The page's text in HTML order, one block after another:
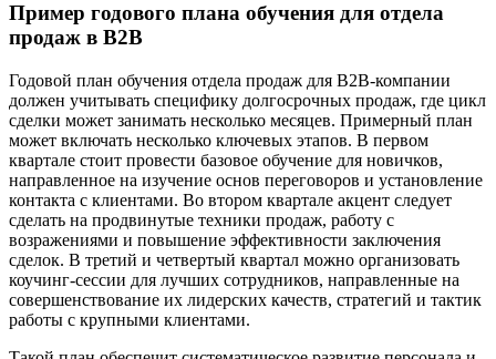
Пример годового плана обучения для отдела
продаж в B2B
Годовой план обучения отдела продаж для B2B-компании
должен учитывать специфику долгосрочных продаж, где цикл
сделки может занимать несколько месяцев. Примерный план
может включать несколько ключевых этапов. В первом
квартале стоит провести базовое обучение для новичков,
направленное на изучение основ переговоров и установление
контакта с клиентами. Во втором квартале акцент следует
сделать на продвинутые техники продаж, работу с
возражениями и повышение эффективности заключения
сделок. В третий и четвертый квартал можно организовать
коучинг-сессии для лучших сотрудников, направленные на
совершенствование их лидерских качеств, стратегий и тактик
работы с крупными клиентами.